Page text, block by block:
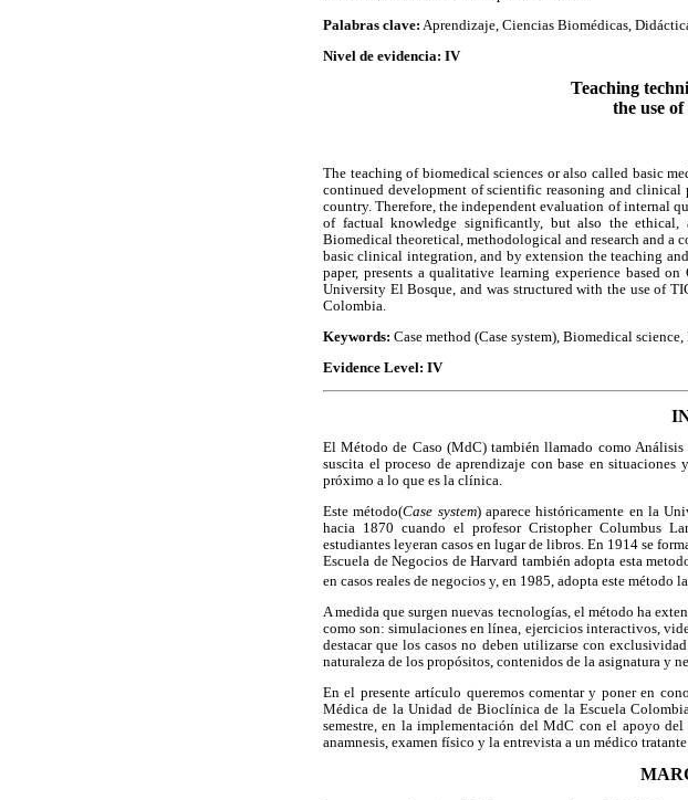
Palabras clave: Aprendizaje, Ciencias Biomédicas,
Nivel de evidencia: IV
Teaching
the use
The teaching of biomedical sciences or also called basic
continued development of scientific reasoning and
country. Therefore, the independent evaluation of internal
of factual knowledge significantly, but also the ethical,
Biomedical theoretical, methodological and research and
basic clinical integration, and by extension the teaching
paper, presents a qualitative learning experience based
University El Bosque, and was structured with the use of
Colombia.
Keywords: Case method (Case system), Biomedical
Evidence Level: IV
El Método de Caso (MdC) también llamado como Análisis
suscita el proceso de aprendizaje con base en
próximo a lo que es la clínica.
Este método(Case system) aparece históricamente en la
hacia 1870 cuando el profesor Cristopher Columbus
estudiantes leyeran casos en lugar de libros. En 1914 se
Escuela de Negocios de Harvard también adopta esta
en casos reales de negocios y, en 1985, adopta este método
A medida que surgen nuevas tecnologías, el método ha
como son: simulaciones en línea, ejercicios interactivos,
destacar que los casos no deben utilizarse con
naturaleza de los propósitos, contenidos de la asignatura y
En el presente artículo queremos comentar y poner en
Médica de la Unidad de Bioclínica de la Escuela
semestre, en la implementación del MdC con el apoyo
anamnesis, examen físico y la entrevista a un médico